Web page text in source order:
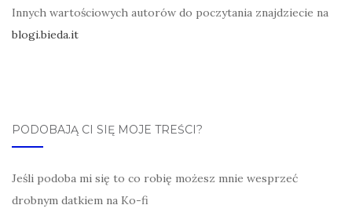
Innych wartościowych autorów do poczytania znajdziecie na
blogi.bieda.it
PODOBAJĄ CI SIĘ MOJE TREŚCI?
Jeśli podoba mi się to co robię możesz mnie wesprzeć
drobnym datkiem na Ko-fi